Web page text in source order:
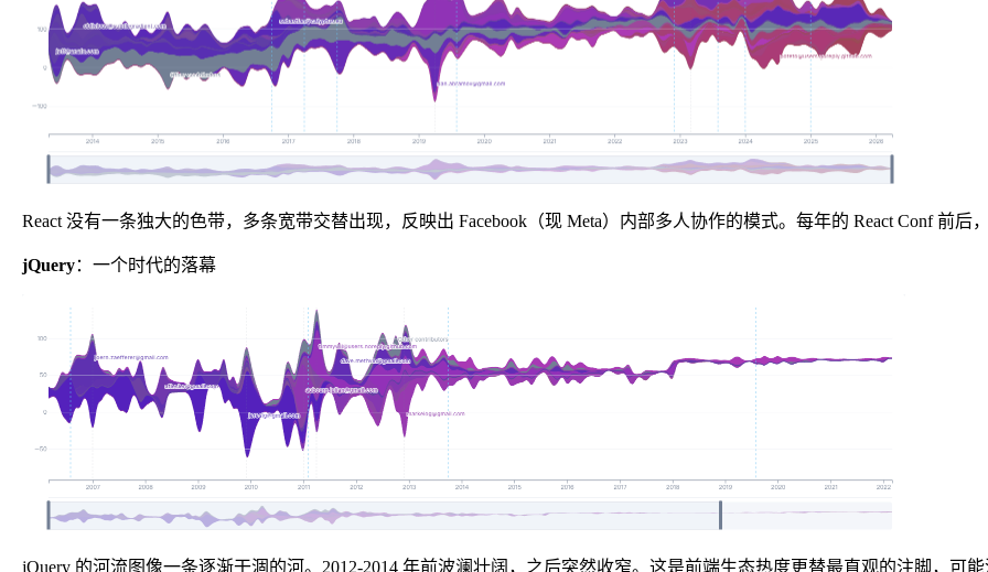
React 没有一条独大的色带，多条宽带交替出现，反映出 Facebook（现 Meta）内部多人协作的模式。每年的 React Conf 前后
jQuery：一个时代的落幕
jQuery 的河流图像一条逐渐干涸的河。2012-2014 年前波澜壮阔，之后突然收窄。这是前端生态热度更替最直观的注脚，可